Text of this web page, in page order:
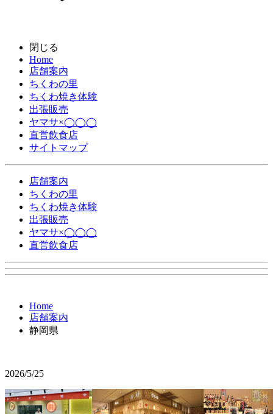
閉じる
Home
店舗案内
ちくわの里
ちくわ焼き体験
出張販売
ヤマサ×◯◯◯
直営飲食店
サイトマップ
店舗案内
ちくわの里
ちくわ焼き体験
出張販売
ヤマサ×◯◯◯
直営飲食店
Home
店舗案内
静岡県
2026/5/25